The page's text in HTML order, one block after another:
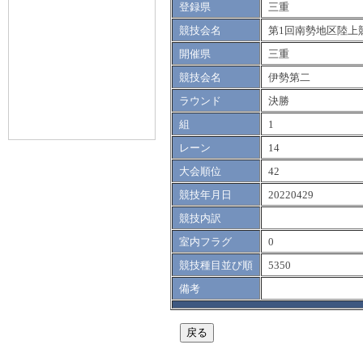
登録県
三重
競技会名
第1回南勢地区陸上
開催県
三重
競技会名
伊勢第二
ラウンド
決勝
組
1
レーン
14
大会順位
42
競技年月日
20220429
競技内訳
室内フラグ
0
競技種目並び順
5350
備考